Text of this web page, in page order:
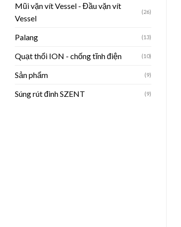
Mũi vặn vít Vessel - Đầu vặn vít
Vessel
(26)
Palang (13)
Quạt thổi ION - chống tĩnh điện (10)
Sản phẩm (9)
Súng rút đinh SZENT (9)